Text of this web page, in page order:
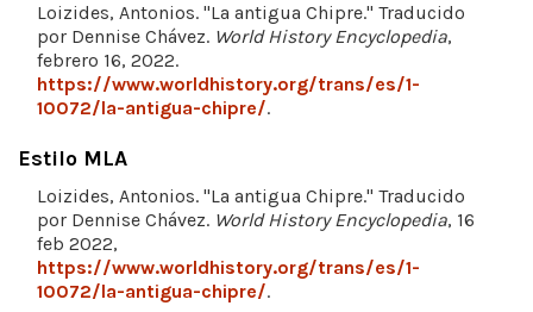
Loizides, Antonios. "La antigua Chipre." Traducido
por Dennise Chávez. World History Encyclopedia,
febrero 16, 2022.
https://www.worldhistory.org/trans/es/1-
10072/la-antigua-chipre/.
Estilo MLA
Loizides, Antonios. "La antigua Chipre." Traducido
por Dennise Chávez. World History Encyclopedia, 16
feb 2022,
https://www.worldhistory.org/trans/es/1-
10072/la-antigua-chipre/.